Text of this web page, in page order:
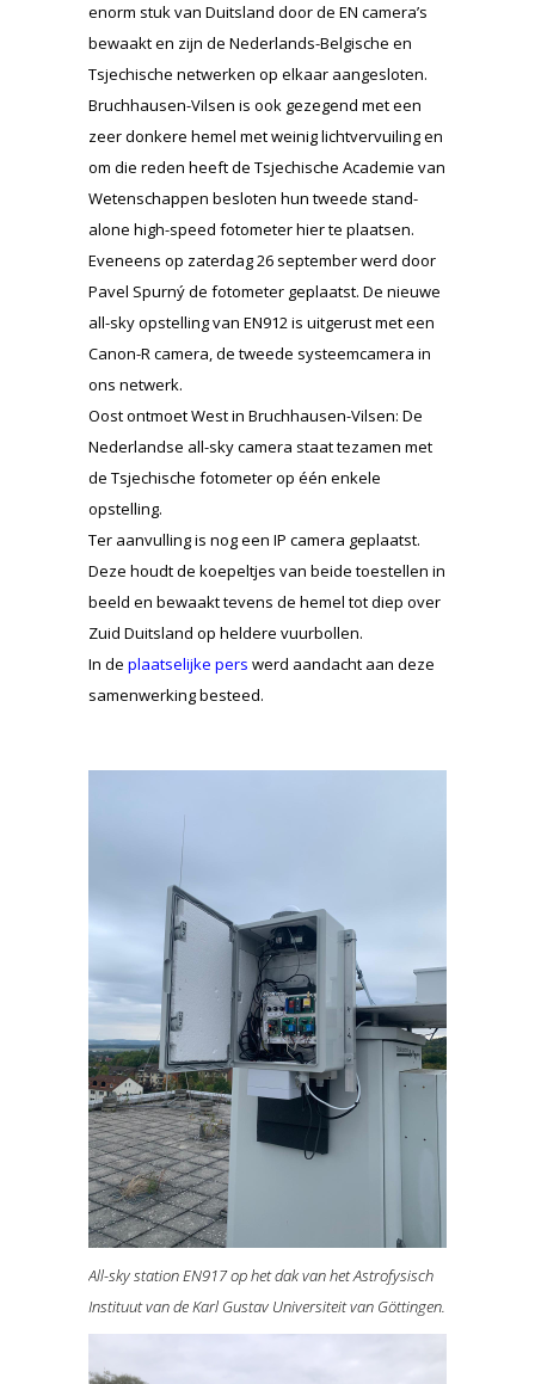
enorm stuk van Duitsland door de EN camera’s
bewaakt en zijn de Nederlands-Belgische en
Tsjechische netwerken op elkaar aangesloten.
Bruchhausen-Vilsen is ook gezegend met een
zeer donkere hemel met weinig lichtvervuiling en
om die reden heeft de Tsjechische Academie van
Wetenschappen besloten hun tweede stand-
alone high-speed fotometer hier te plaatsen.
Eveneens op zaterdag 26 september werd door
Pavel Spurný de fotometer geplaatst. De nieuwe
all-sky opstelling van EN912 is uitgerust met een
Canon-R camera, de tweede systeemcamera in
ons netwerk.
Oost ontmoet West in Bruchhausen-Vilsen: De
Nederlandse all-sky camera staat tezamen met
de Tsjechische fotometer op één enkele
opstelling.
Ter aanvulling is nog een IP camera geplaatst.
Deze houdt de koepeltjes van beide toestellen in
beeld en bewaakt tevens de hemel tot diep over
Zuid Duitsland op heldere vuurbollen.
In de plaatselijke pers werd aandacht aan deze
samenwerking besteed.
All-sky station EN917 op het dak van het Astrofysisch
Instituut van de Karl Gustav Universiteit van Göttingen.